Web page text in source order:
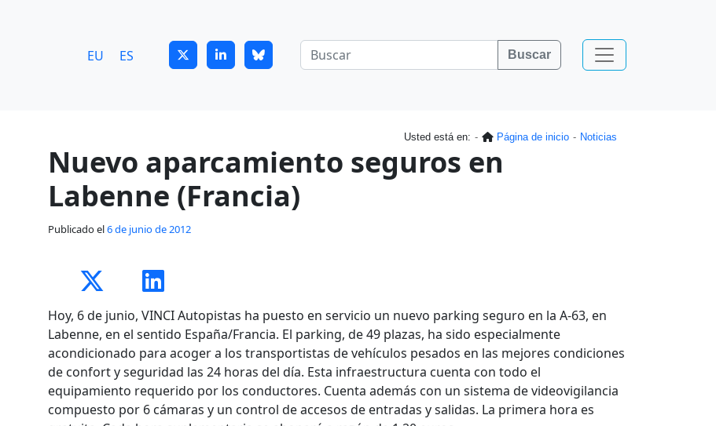
EU ES Buscar
Usted está en: Página de inicio Noticias
Nuevo aparcamiento seguros en
Labenne (Francia)
Publicado el6 de junio de 2012
Hoy, 6 de junio, VINCI Autopistas ha puesto en servicio un nuevo parking seguro en la A-63, en
Labenne, en el sentido España/Francia. El parking, de 49 plazas, ha sido especialmente
acondicionado para acoger a los transportistas de vehículos pesados en las mejores condiciones
de confort y seguridad las 24 horas del día. Esta infraestructura cuenta con todo el
equipamiento requerido por los conductores. Cuenta además con un sistema de videovigilancia
compuesto por 6 cámaras y un control de accesos de entradas y salidas. La primera hora es